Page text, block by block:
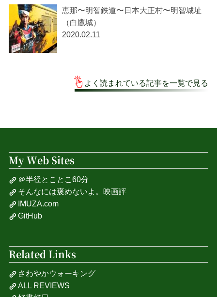
恵那〜明智鉄道〜日本大正村〜明智城址
（白鷹城）
2020.02.11
よく読まれている記事を一覧で見る
My Web Sites
＠半径とことこ60分
そんなには褒めないよ。映画評
IMUZA.com
GitHub
Related Links
さわやかウォーキング
ALL REVIEWS